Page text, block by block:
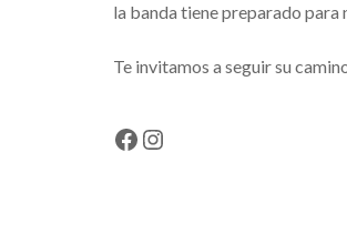
la banda tiene preparado para
Te invitamos a seguir su
Facebook
Instagram